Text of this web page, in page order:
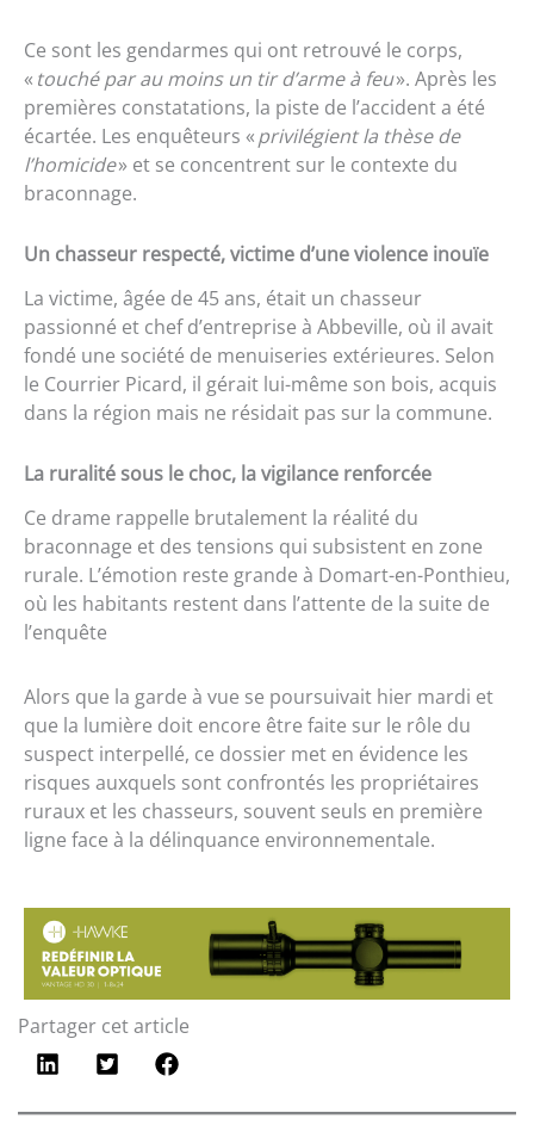
Ce sont les gendarmes qui ont retrouvé le corps,
« touché par au moins un tir d’arme à feu». Après les
premières constatations, la piste de l’accident a été
écartée. Les enquêteurs «privilégient la thèse de
l’homicide» et se concentrent sur le contexte du
braconnage.
Un chasseur respecté, victime d’une violence inouïe
La victime, âgée de 45 ans, était un chasseur
passionné et chef d’entreprise à Abbeville, où il avait
fondé une société de menuiseries extérieures. Selon
le Courrier Picard, il gérait lui-même son bois, acquis
dans la région mais ne résidait pas sur la commune.
La ruralité sous le choc, la vigilance renforcée
Ce drame rappelle brutalement la réalité du
braconnage et des tensions qui subsistent en zone
rurale. L’émotion reste grande à Domart-en-Ponthieu,
où les habitants restent dans l’attente de la suite de
l’enquête
Alors que la garde à vue se poursuivait hier mardi et
que la lumière doit encore être faite sur le rôle du
suspect interpellé, ce dossier met en évidence les
risques auxquels sont confrontés les propriétaires
ruraux et les chasseurs, souvent seuls en première
ligne face à la délinquance environnementale.
Partager cet article